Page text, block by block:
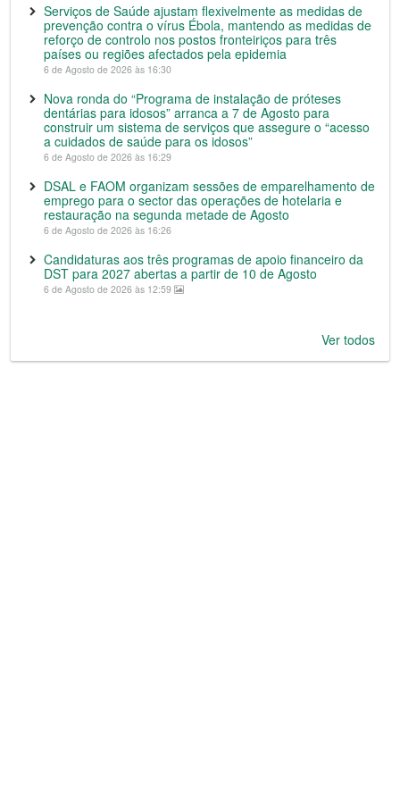
Serviços de Saúde ajustam flexivelmente as medidas de
prevenção contra o vírus Ébola, mantendo as medidas de
reforço de controlo nos postos fronteiriços para três
países ou regiões afectados pela epidemia
6 de Agosto de 2026 às 16:30
Nova ronda do “Programa de instalação de próteses
dentárias para idosos” arranca a 7 de Agosto para
construir um sistema de serviços que assegure o “acesso
a cuidados de saúde para os idosos”
6 de Agosto de 2026 às 16:29
DSAL e FAOM organizam sessões de emparelhamento de
emprego para o sector das operações de hotelaria e
restauração na segunda metade de Agosto
6 de Agosto de 2026 às 16:26
Candidaturas aos três programas de apoio financeiro da
DST para 2027 abertas a partir de 10 de Agosto
6 de Agosto de 2026 às 12:59
Ver todos